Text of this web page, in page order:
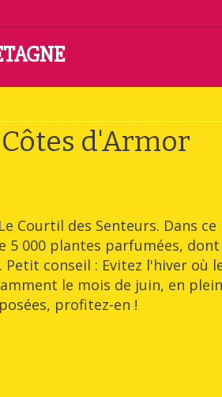
d'Armor
Courtil des Senteurs. Dans ce
5 000 plantes parfumées, dont
conseil : Evitez l'hiver où
le mois de juin, en
profitez-en !